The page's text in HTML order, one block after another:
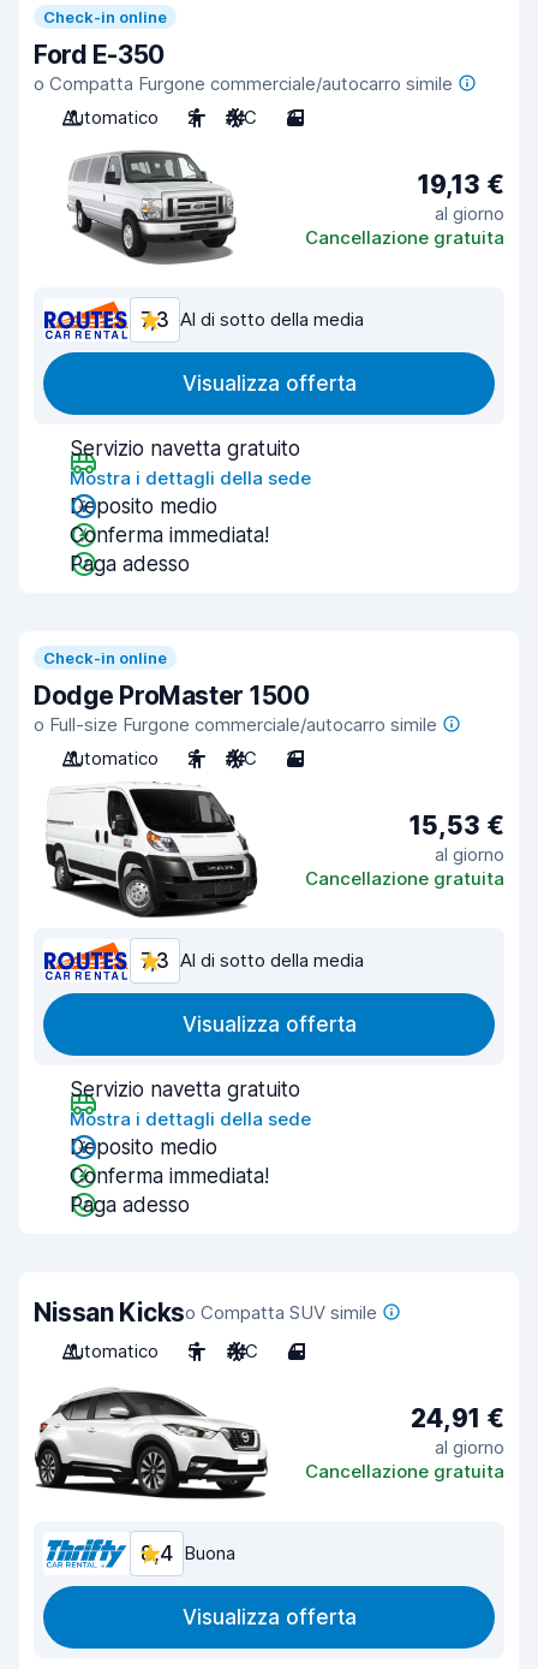
Check-in online
Ford E-350
o Compatta Furgone commerciale/autocarro simile
Automatico
2 A/C 3
19,13 €
al giorno
Cancellazione gratuita
7,3 Al di sotto della media
Visualizza offerta
Servizio navetta gratuito
Mostra i dettagli della sede
Deposito medio
Conferma immediata!
Paga adesso
Check-in online
Dodge ProMaster 1500
o Full-size Furgone commerciale/autocarro simile
Automatico
2 A/C 3
15,53 €
al giorno
Cancellazione gratuita
7,3 Al di sotto della media
Visualizza offerta
Servizio navetta gratuito
Mostra i dettagli della sede
Deposito medio
Conferma immediata!
Paga adesso
Nissan Kickso Compatta SUV simile
Automatico
5 A/C 4
24,91 €
al giorno
Cancellazione gratuita
8,4 Buona
Visualizza offerta